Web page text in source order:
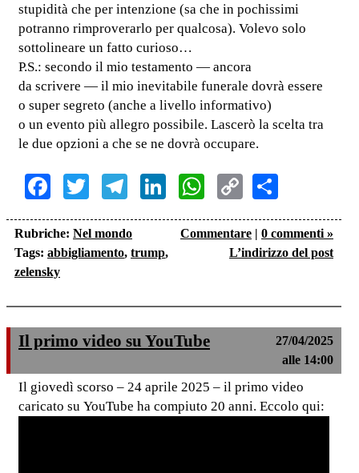
stupidità che per intenzione (sa che in pochissimi
potranno rimproverarlo per qualcosa). Volevo solo
sottolineare un fatto curioso…
P.S.: secondo il mio testamento — ancora
da scrivere — il mio inevitabile funerale dovrà essere
o super segreto (anche a livello informativo)
o un evento più allegro possibile. Lascerò la scelta tra
le due opzioni a che se ne dovrà occupare.
Facebook
TwitterTelegram
LinkedInWhatsApp
Copy
Link
Rubriche: Nel mondo
Tags: abbigliamento, trump,
zelensky
Commentare | 0 commenti »
L’indirizzo del post
Il primo video su YouTube
27/04/2025
alle 14:00
Il giovedì scorso – 24 aprile 2025 – il primo video
caricato su YouTube ha compiuto 20 anni. Eccolo qui: